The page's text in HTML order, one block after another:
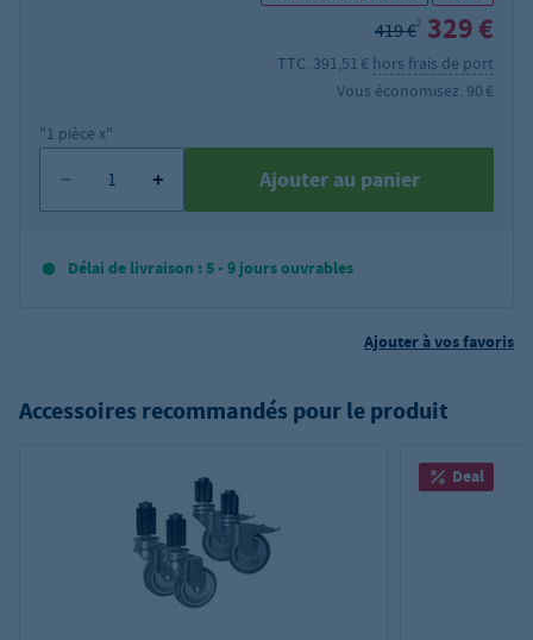
419 €2 329 €
TTC. 391,51 € hors frais de port
Vous économisez: 90 €
"1 pièce x"
Ajouter au panier
Délai de livraison : 5 - 9 jours ouvrables
Ajouter à vos favoris
Accessoires recommandés pour le produit
Deal